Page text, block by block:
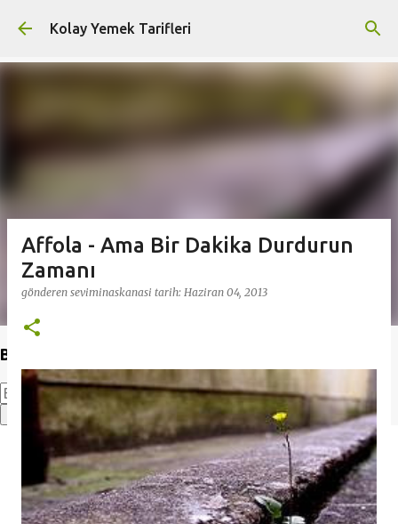
Ana içeriğe atla
Kolay Yemek Tarifleri
Bu Blogda Ara
Affola - Ama Bir Dakika Durdurun
Zamanı
gönderen seviminaskanasi tarih: Haziran 04, 2013